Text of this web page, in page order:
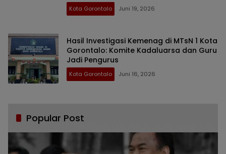
Kota Gorontalo Juni 19, 2026
Hasil Investigasi Kemenag di MTsN 1 Kota
Gorontalo: Komite Kadaluarsa dan Guru
Jadi Pengurus
Kota Gorontalo Juni 16, 2026
Popular Post